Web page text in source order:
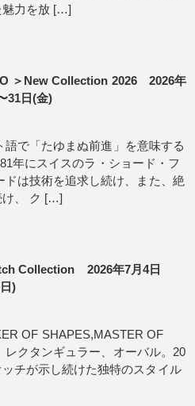
魅力を放 […]
＞New Collection 2026 2026年
31日(金)
語で「たゆまぬ前進」を意味する
年にスイスのラ・ショード・フ
ドは技術を追求し続け、また、絶
け、 ク […]
Collection 2026年7月4日
)
OF SHAPES,MASTER OF
クタンギュラー、オーバル。20
チが示し続けた独特のスタイル